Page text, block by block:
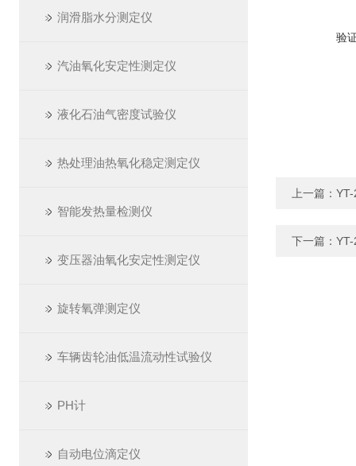
润滑脂水分测定仪
汽油氧化安定性测定仪
液化石油气密度试验仪
热处理油热氧化稳定测定仪
智能发热量检测仪
变压器油氧化安定性测定仪
旋转氧弹测定仪
车辆齿轮油低温流动性试验仪
PH计
自动电位滴定仪
验
上一篇：
下一篇：